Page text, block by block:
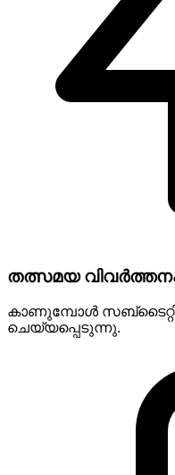
തത്സമയ
കാണുമ്പോൾ
ചെയ്യപ്പെടുന്നു.